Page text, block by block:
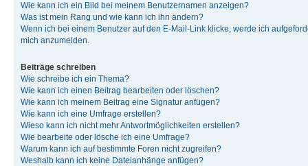
Wie kann ich ein Bild bei meinem Benutzernamen anzeigen?
Was ist mein Rang und wie kann ich ihn ändern?
Wenn ich bei einem Benutzer auf den E-Mail-Link klicke, werde ich
mich anzumelden.
Beiträge schreiben
Wie schreibe ich ein Thema?
Wie kann ich einen Beitrag bearbeiten oder löschen?
Wie kann ich meinem Beitrag eine Signatur anfügen?
Wie kann ich eine Umfrage erstellen?
Wieso kann ich nicht mehr Antwortmöglichkeiten erstellen?
Wie bearbeite oder lösche ich eine Umfrage?
Warum kann ich auf bestimmte Foren nicht zugreifen?
Weshalb kann ich keine Dateianhänge anfügen?